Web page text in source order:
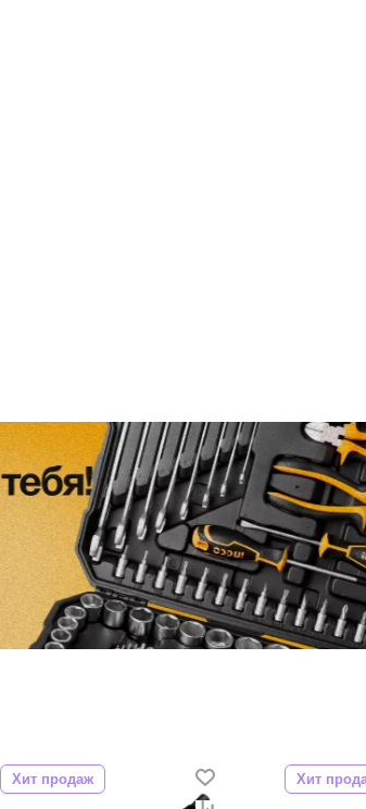
Хит продаж Хит